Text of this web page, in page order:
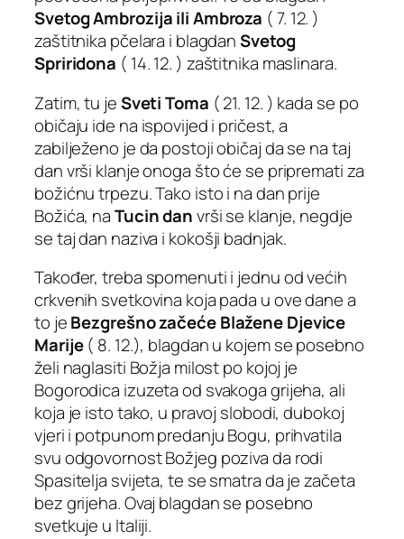
Svetog Ambrozija ili Ambroza ( 7. 12. )
zaštitnika pčelara i blagdanSvetog
Spriridona ( 14. 12. ) zaštitnika maslinara.
Zatim, tu jeSveti Toma ( 21. 12. ) kada se po
običaju ide na ispovijed i pričest, a
zabilježeno je da postoji običaj da se na taj
dan vrši klanje onoga što će se pripremati za
božićnu trpezu. Tako isto i na dan prije
Božića, naTucin danvrši se klanje, negdje
se taj dan naziva i kokošji badnjak.
Također, treba spomenuti i jednu od većih
crkvenih svetkovina koja pada u ove dane a
to jeBezgrešno začeće Blažene Djevice
Marije( 8. 12.), blagdan u kojem se posebno
želi naglasiti Božja milost po kojoj je
Bogorodica izuzeta od svakoga grijeha, ali
koja je isto tako, u pravoj slobodi, dubokoj
vjeri i potpunom predanju Bogu, prihvatila
svu odgovornost Božjeg poziva da rodi
Spasitelja svijeta, te se smatra da je začeta
bez grijeha. Ovaj blagdan se posebno
svetkuje u Italiji.